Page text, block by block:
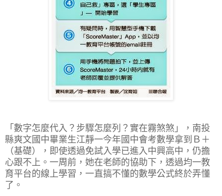
「數字怎麼代入？步驟怎麼列？實在霧煞煞」，南投
縣爽文國中畢業生江靜一今年國中會考數學拿到Ｂ＋
（基礎），即使透過免試入學已進入中興高中，仍擔
心跟不上。一周前，她在老師的協助下，透過均一教
育平台的線上學習，一直搞不懂的數學公式終於弄懂
了。